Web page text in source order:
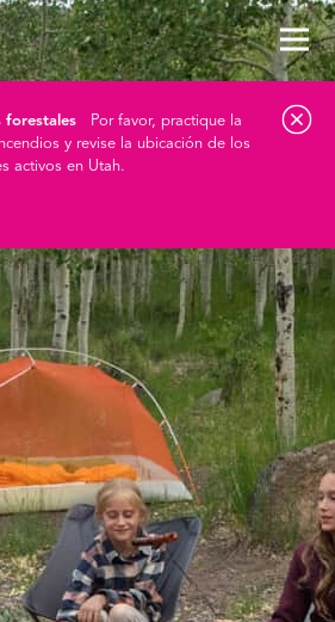
forestales
Por favor, practique la
y revise la ubicación de los
activos en Utah.